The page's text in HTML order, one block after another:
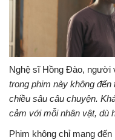
Nghệ sĩ Hồng Đào, người
trong phim này không
chiều sâu câu chuyện.
cảm với mỗi nhân vật, dù
Phim không chỉ mang